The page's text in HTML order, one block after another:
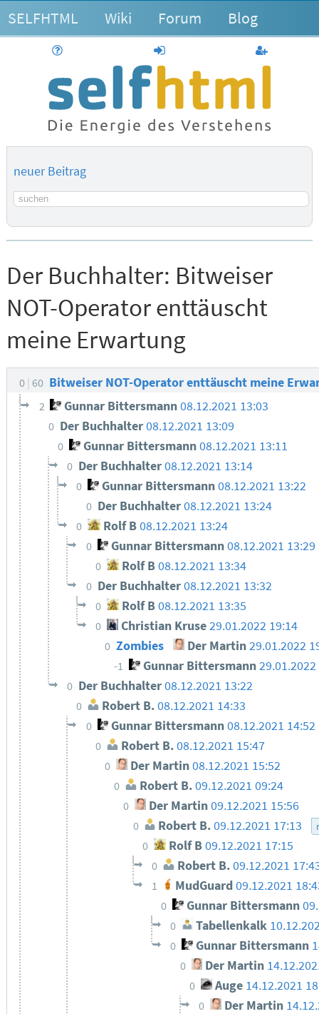
SELFHTML Wiki Forum Blog
anmelden
neuer Beitrag
Suchbegriff
Der Buchhalter: Bitweiser
NOT-Operator enttäuscht
meine Erwartung
0 60 Bitweiser NOT-Operator enttäuscht meine
2 Gunnar Bittersmann08.12.2021 13:03
0 Der Buchhalter08.12.2021 13:09
0 Gunnar Bittersmann08.12.2021 13:11
0 Der Buchhalter08.12.2021 13:14
0 Gunnar Bittersmann08.12.2021 13:22
0 Der Buchhalter08.12.2021 13:24
0 Rolf B08.12.2021 13:24
0 Gunnar Bittersmann08.12.2021 13:29
0 Rolf B08.12.2021 13:34
0 Der Buchhalter08.12.2021 13:32
0 Rolf B08.12.2021 13:35
0 Christian Kruse 29.01.2022 19:14
0 Zombies Der Martin 29.01.2022
-1 Gunnar Bittersmann
0 Der Buchhalter08.12.2021 13:22
0 Robert B.08.12.2021 14:33
0 Gunnar Bittersmann08.12.2021 14:52
0 Robert B. 08.12.2021 15:47
0 Der Martin08.12.2021 15:52
0 Robert B.09.12.2021 09:24
0 Der Martin09.12.2021 15:56
0 Robert B.09.12.2021 17:13
0 Rolf B09.12.2021 17:15
0 Robert B.09.12.2021
1 MudGuard 09.12.2021
0 Gunnar Bittersmann
0 Tabellenkalk
0 Gunnar Bittersmann
0 Der Martin
0 Auge 14.12.2021
0 Der Martin